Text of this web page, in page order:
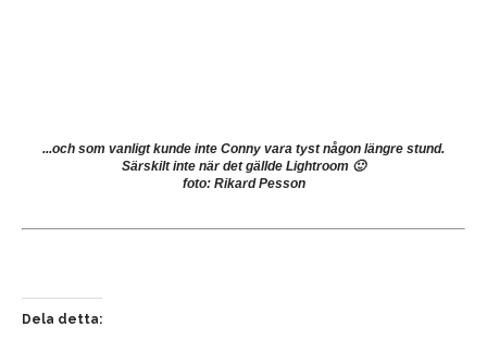
...och som vanligt kunde inte Conny vara tyst någon längre stund.
Särskilt inte när det gällde Lightroom 🙂
foto: Rikard Pesson
Dela detta: